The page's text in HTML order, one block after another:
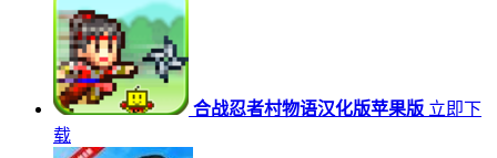
合战忍者村物语汉化版苹果版 立即下
载